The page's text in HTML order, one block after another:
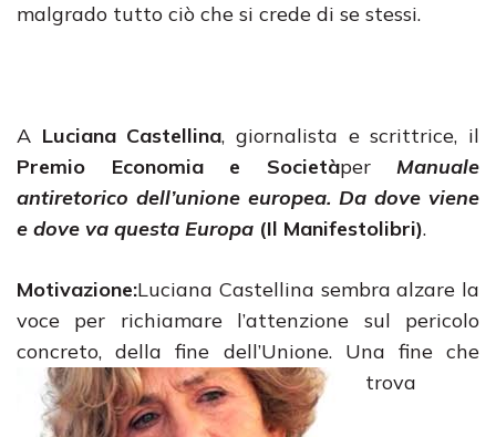
malgrado tutto ciò che si crede di se stessi.
A Luciana Castellina, giornalista e scrittrice, il
Premio Economia e Societàper Manuale
antiretorico dell’unione europea. Da dove viene
e dove va questa Europa (Il Manifestolibri).
Motivazione:Luciana Castellina sembra alzare la
voce per richiamare l’attenzione sul pericolo
concreto, della fine dell’Unione. Una fine che
trova